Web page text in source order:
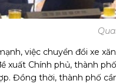
việc chuyển đổi xe
xuất Chính phủ, thành
Đồng thời, thành phố